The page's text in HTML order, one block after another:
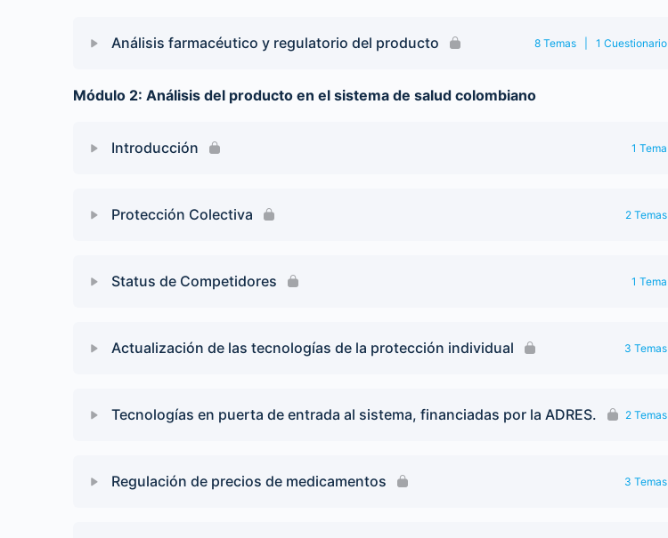
Análisis farmacéutico y regulatorio del producto 8 Temas 1 Cuestionario
Módulo 2: Análisis del producto en el sistema de salud colombiano
Introducción 1 Tema
Protección Colectiva 2 Temas
Status de Competidores 1 Tema
Actualización de las tecnologías de la protección individual 3 Temas
Tecnologías en puerta de entrada al sistema, financiadas por la ADRES. 2 Temas
Regulación de precios de medicamentos 3 Temas